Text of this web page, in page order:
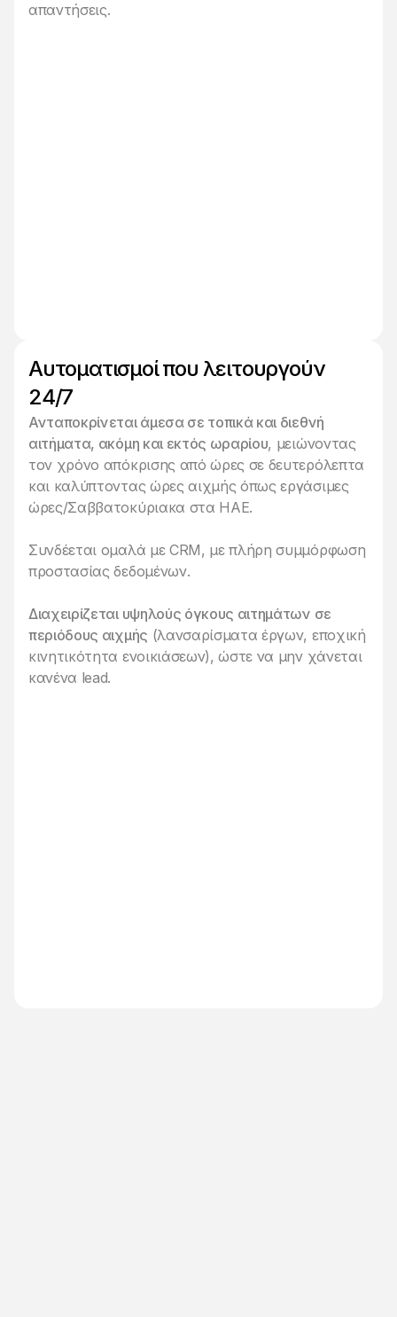
απαντήσεις.
Αυτοματισμοί που λειτουργούν
24/7
Ανταποκρίνεται άμεσα σε τοπικά και διεθνή
αιτήματα, ακόμη και εκτός ωραρίου, μειώνοντας
τον χρόνο απόκρισης από ώρες σε δευτερόλεπτα
και καλύπτοντας ώρες αιχμής όπως εργάσιμες
ώρες/Σαββατοκύριακα στα ΗΑΕ.
Συνδέεται ομαλά με CRM, με πλήρη συμμόρφωση
προστασίας δεδομένων.
Διαχειρίζεται υψηλούς όγκους αιτημάτων σε
περιόδους αιχμής (λανσαρίσματα έργων, εποχική
κινητικότητα ενοικιάσεων), ώστε να μην χάνεται
κανένα lead.